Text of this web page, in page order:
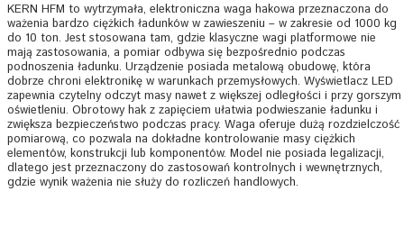
KERN HFM to wytrzymała, elektroniczna waga hakowa przeznaczona do
ważenia bardzo ciężkich ładunków w zawieszeniu – w zakresie od 1000 kg
do 10 ton. Jest stosowana tam, gdzie klasyczne wagi platformowe nie
mają zastosowania, a pomiar odbywa się bezpośrednio podczas
podnoszenia ładunku. Urządzenie posiada metalową obudowę, która
dobrze chroni elektronikę w warunkach przemysłowych. Wyświetlacz LED
zapewnia czytelny odczyt masy nawet z większej odległości i przy gorszym
oświetleniu. Obrotowy hak z zapięciem ułatwia podwieszanie ładunku i
zwiększa bezpieczeństwo podczas pracy. Waga oferuje dużą rozdzielczość
pomiarową, co pozwala na dokładne kontrolowanie masy ciężkich
elementów, konstrukcji lub komponentów. Model nie posiada legalizacji,
dlatego jest przeznaczony do zastosowań kontrolnych i wewnętrznych,
gdzie wynik ważenia nie służy do rozliczeń handlowych.